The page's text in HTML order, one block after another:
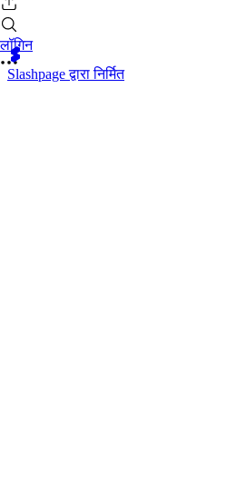
लॉगिन
Slashpage द्वारा निर्मित